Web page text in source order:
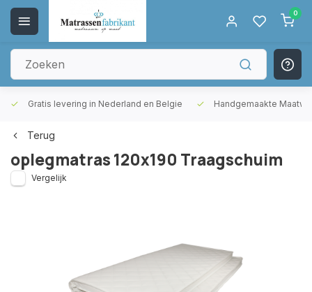
0
Gratis levering in Nederland en Belgie Handgemaakte
Terug
oplegmatras 120x190 Traagschuim
Vergelijk